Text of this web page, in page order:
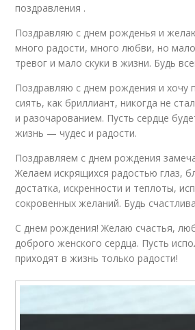
поздравления .
Поздравляю с днем рожденья и
много радости, много любви, но
тревог и мало скуки в жизни. Будь
Поздравляю с днем рождения и хочу
сиять, как бриллиант, никогда не
и разочарованием. Пусть сердце
жизнь — чудес и радости.
Поздравляем с днем рождения
Желаем искрящихся радостью глаз,
достатка, искренности и теплоты,
сокровенных желаний. Будь
С днем рождения! Желаю счастья,
доброго женского сердца. Пусть
приходят в жизнь только радости!